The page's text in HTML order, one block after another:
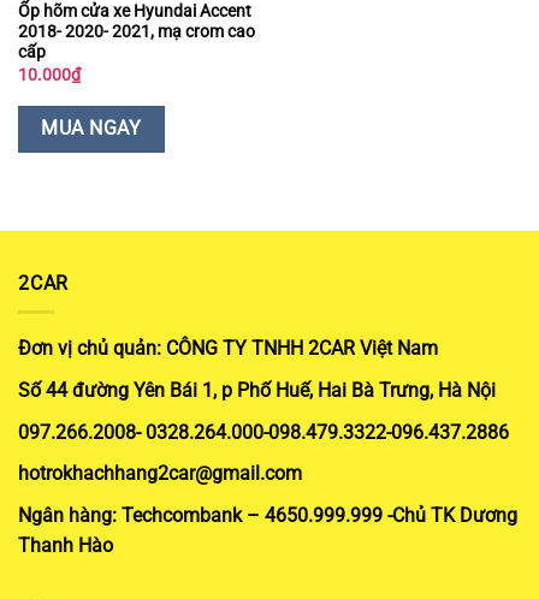
Ốp hõm cửa xe Hyundai Accent
2018- 2020- 2021, mạ crom cao
cấp
10.000₫
MUA NGAY
2CAR
Đơn vị chủ quản: CÔNG TY TNHH 2CAR Việt Nam
Số 44 đường Yên Bái 1, p Phố Huế, Hai Bà Trưng, Hà Nội
097.266.2008- 0328.264.000-098.479.3322-096.437.2886
hotrokhachhang2car@gmail.com
Ngân hàng: Techcombank – 4650.999.999 -Chủ TK Dương
Thanh Hào